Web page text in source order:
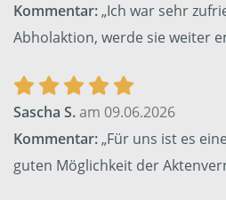
Kommentar:„Ich war sehr
Abholaktion, werde sie weiter
Sascha S.am 09.06.2026
Kommentar:„Für uns ist es
guten Möglichkeit der